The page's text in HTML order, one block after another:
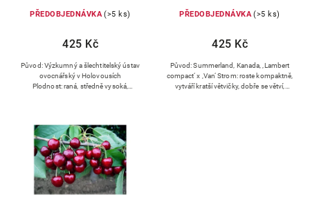
PŘEDOBJEDNÁVKA (>5 ks)
425 Kč
Původ: Výzkumný a šlechtitelský ústav
ovocnářský v Holovousích
Plodnost: raná, středně vysoká,
PŘEDOBJEDNÁVKA (>5 ks)
425 Kč
Původ: Summerland, Kanada, ‚Lambert
compact‘ x ‚Van‘ Strom: roste kompaktně,
vytváří kratší větvičky, dobře se větví,